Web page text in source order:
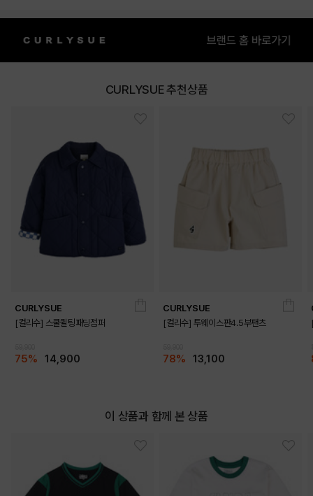
CURLYSUE 추천상품
CURLYSUE
[컬리수] 스쿨퀼팅패딩점퍼
75% 14,900
CURLYSUE
[컬리수] 투웨이스판4.5부팬츠
78% 13,100
이 상품과 함께 본 상품